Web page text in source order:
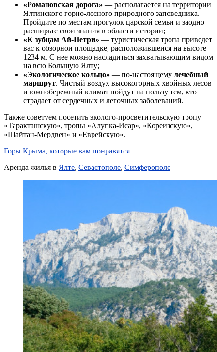
«Романовская дорога» — располагается на территории
Ялтинского горно-лесного природного заповедника.
Пройдите по местам прогулок царской семьи и заодно
расширьте свои знания в области истории;
«К зубцам Ай-Петри» — туристическая тропа приведет
вас к обзорной площадке, расположившейся на высоте
1234 м. С нее можно насладиться захватывающим видом
на всю Большую Ялту;
«Экологическое кольцо» — по-настоящему лечебный
маршрут. Чистый воздух высокогорных хвойных лесов
и южнобережный климат пойдут на пользу тем, кто
страдает от сердечных и легочных заболеваний.
Также советуем посетить эколого-просветительскую тропу
«Таракташскую», тропы «Алупка-Исар», «Кореизскую»,
«Шайтан-Мердвен» и «Еврейскую».
Горы Крыма, которые вам понравятся
Аренда жилья в Ялте, Севастополе, Симферополе